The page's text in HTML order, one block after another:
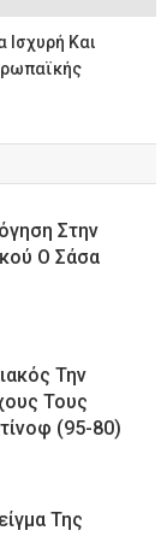
Και
Στην
Ο Σάσα
Την
Τους
(95-80)
Της